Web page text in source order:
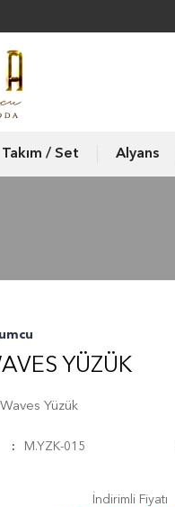
Takım / Set Alyans
YÜZÜK
Yüzük
M.YZK-015
İndirimli Fiyatı